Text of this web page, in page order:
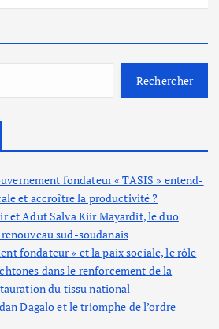
Rechercher
fondateur « TASIS » entend-
et accroître la productivité ?
et Adut Salva Kiir Mayardit, le duo
sud-soudanais
fondateur » et la paix sociale, le rôle
dans le renforcement de la
du tissu national
Dagalo et le triomphe de l’ordre